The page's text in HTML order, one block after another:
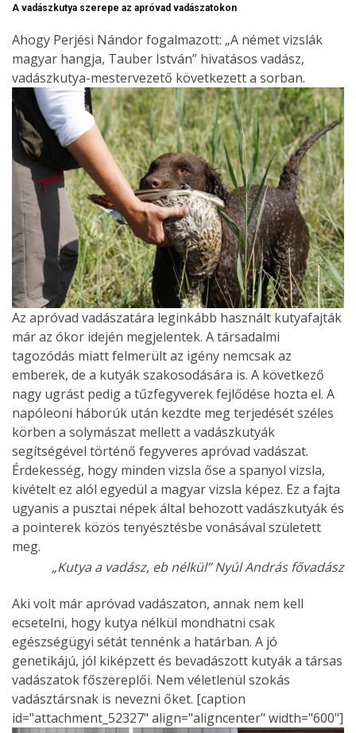
A vadászkutya szerepe az apróvad vadászatokon
Ahogy Perjési Nándor fogalmazott: „A német vizslák
magyar hangja, Tauber István” hivatásos vadász,
vadászkutya-mestervezető következett a sorban.
Az apróvad vadászatára leginkább használt kutyafajták
már az ókor idején megjelentek. A társadalmi
tagozódás miatt felmerült az igény nemcsak az
emberek, de a kutyák szakosodására is. A következő
nagy ugrást pedig a tűzfegyverek fejlődése hozta el. A
napóleoni háborúk után kezdte meg terjedését széles
körben a solymászat mellett a vadászkutyák
segítségével történő fegyveres apróvad vadászat.
Érdekesség, hogy minden vizsla őse a spanyol vizsla,
kivételt ez alól egyedül a magyar vizsla képez. Ez a fajta
ugyanis a pusztai népek által behozott vadászkutyák és
a pointerek közös tenyésztésbe vonásával született
meg.
„Kutya a vadász, eb nélkül” Nyúl András fővadász
Aki volt már apróvad vadászaton, annak nem kell
ecsetelni, hogy kutya nélkül mondhatni csak
egészségügyi sétát tennénk a határban. A jó
genetikájú, jól kiképzett és bevadászott kutyák a társas
vadászatok főszereplői. Nem véletlenül szokás
vadásztársnak is nevezni őket. [caption
id="attachment_52327" align="aligncenter" width="600"]